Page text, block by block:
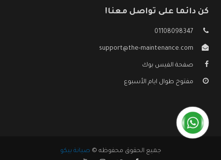
كن دائما على تواصل معنا!
01108098347
support@the-maintenance.com
صفحة الفيس بوك
مفتوح طوال ايام الأسبوع
جميع الحقوق محفوظه © صيانة بيكو